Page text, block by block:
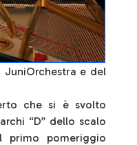
e del
che si è svolto
“D” dello scalo
primo pomeriggio